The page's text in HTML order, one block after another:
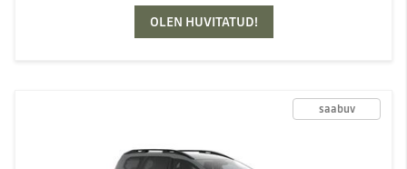
OLEN HUVITATUD!
saabuv